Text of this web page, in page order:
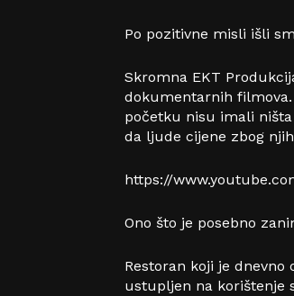
Po pozitivne misli išli
Skromna EKT
dokumentarnih
početku nisu imali
da ljude cijene zbog
https://
Ono što je posebno
Restoran koji je
ustupljen na korištenje